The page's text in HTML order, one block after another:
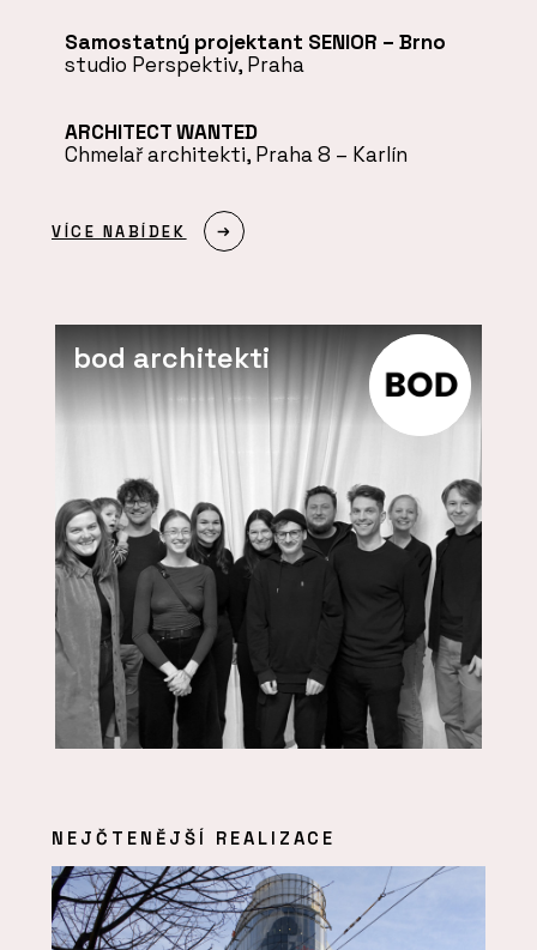
Samostatný projektant SENIOR – Brno
studio Perspektiv, Praha
ARCHITECT WANTED
Chmelař architekti, Praha 8 – Karlín
VÍCE NABÍDEK
bod architekti
NEJČTENĚJŠÍ REALIZACE